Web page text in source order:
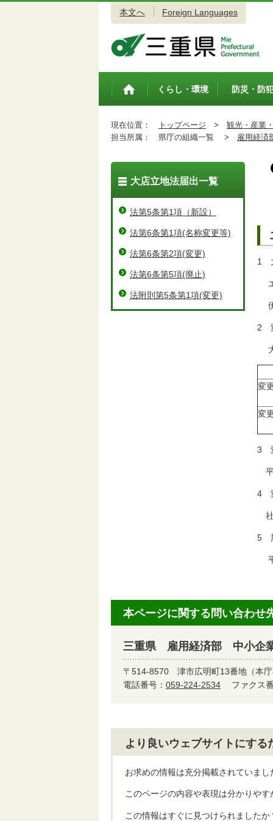
本文へ Foreign Languages
トップペ
くらし・環境 防災・防
現在位置： トップページ >
観光・産業
担当所属：
県庁の組織一覧 > 雇用経済
1
伊
2
大
変
変
3
平
4
社
5
大店立地法届出一覧
法第5条第1項（新設）
法第6条第1項(名称変更等)
法第6条第2項(変更)
法第6条第5項(廃止)
法附則第5条第1項(変更)
本ページに関する問い合わせ
三重県 雇用経済部 中小企
〒514-8570 津市広明町13番地（本
電話番号： 059-224-2534 ファクス
より良いウェブサイトにす
お求めの情報は充分掲載されていまし
このページの内容や表現は分かりやす
この情報はすぐに見つけられましたか